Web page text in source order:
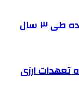
تعهدات ارزی